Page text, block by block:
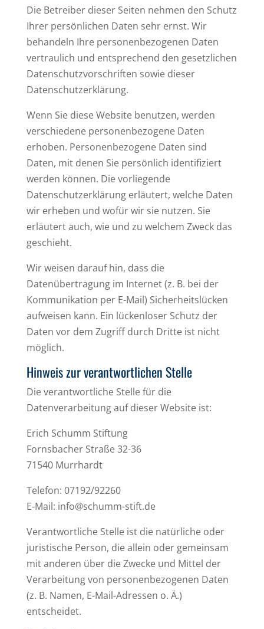
Die Betreiber dieser Seiten nehmen den Schutz
Ihrer persönlichen Daten sehr ernst. Wir
behandeln Ihre personenbezogenen Daten
vertraulich und entsprechend den gesetzlichen
Datenschutzvorschriften sowie dieser
Datenschutzerklärung.
Wenn Sie diese Website benutzen, werden
verschiedene personenbezogene Daten
erhoben. Personenbezogene Daten sind
Daten, mit denen Sie persönlich identifiziert
werden können. Die vorliegende
Datenschutzerklärung erläutert, welche Daten
wir erheben und wofür wir sie nutzen. Sie
erläutert auch, wie und zu welchem Zweck das
geschieht.
Wir weisen darauf hin, dass die
Datenübertragung im Internet (z. B. bei der
Kommunikation per E-Mail) Sicherheitslücken
aufweisen kann. Ein lückenloser Schutz der
Daten vor dem Zugriff durch Dritte ist nicht
möglich.
Hinweis zur verantwortlichen Stelle
Die verantwortliche Stelle für die
Datenverarbeitung auf dieser Website ist:
Erich Schumm Stiftung
Fornsbacher Straße 32-36
71540 Murrhardt
Telefon: 07192/92260
E-Mail: info@schumm-stift.de
Verantwortliche Stelle ist die natürliche oder
juristische Person, die allein oder gemeinsam
mit anderen über die Zwecke und Mittel der
Verarbeitung von personenbezogenen Daten
(z. B. Namen, E-Mail-Adressen o. Ä.)
entscheidet.